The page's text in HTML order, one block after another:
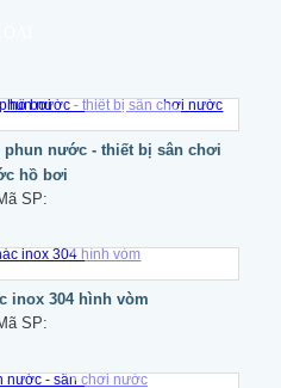
nước - thiết bị sân chơi
hồ bơi
SP:
inox 304 hình vòm
SP: